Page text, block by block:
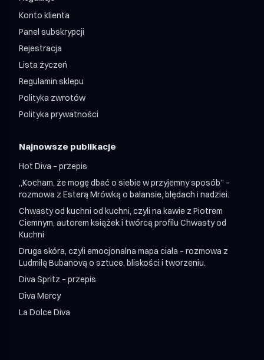
Shroom Mix 24 + 24 / miesiąc
Konto klienta
Panel subskrypcji
Rejestracja
Lista życzeń
Regulamin sklepu
Polityka zwrotów
Polityka prywatności
Najnowsze publikacje
Hot Diva – przepis
„Kocham, że mogę dbać o siebie w przyjemny sposób” –
rozmowa z Esterą Mrówką o balansie, błędach i nadziei.
Chwasty od kuchni od kuchni, czyli na kawie z Piotrem
Ciemnym, autorem książek i twórcą profilu Chwasty od
Kuchni
Druga skóra, czyli emocjonalna mapa ciała – rozmowa z
Ludmiłą Bubanovą o sztuce, bliskości i tworzeniu.
Diva Spritz – przepis
Diva Mercy
La Dolce Diva